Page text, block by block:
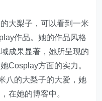
大梨子，可以看到一米
作品。她的作品风格
成果显著，她所呈现的
Cosplay方面的实力。
八的大梨子的大爱，她
在她的博客中。